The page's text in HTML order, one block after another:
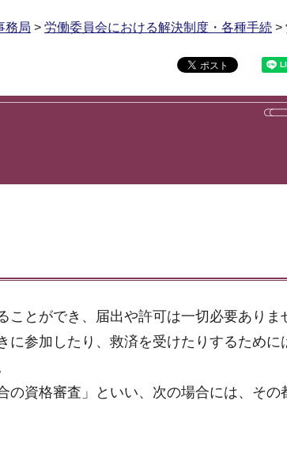
務局 > 労働委員会における解決制度・各種手続 >
とができ、届出や許可は一切必要ありま
に参加したり、救済を受けたりするために
の資格審査」といい、次の場合には、その